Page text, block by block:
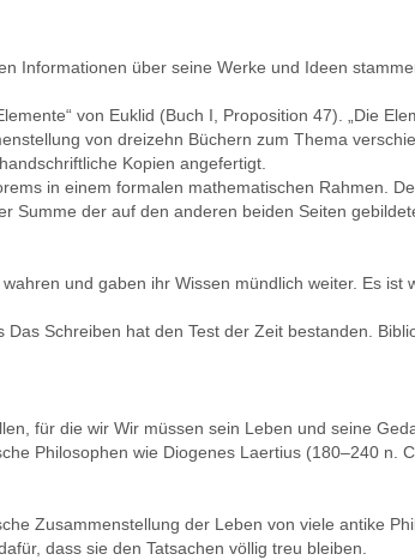
Informationen über seine Werke und Ideen
von Euklid (Buch I, Proposition 47). „Die
von dreizehn Büchern zum Thema
Kopien angefertigt.
in einem formalen mathematischen Rahmen.
Summe der auf den anderen beiden Seiten
und gaben ihr Wissen mündlich weiter. Es
Schreiben hat den Test der Zeit bestanden.
für die wir Wir müssen sein Leben und seine
Philosophen wie Diogenes Laertius (180–240 n.
Zusammenstellung der Leben von viele antike
dass sie den Tatsachen völlig treu bleiben.